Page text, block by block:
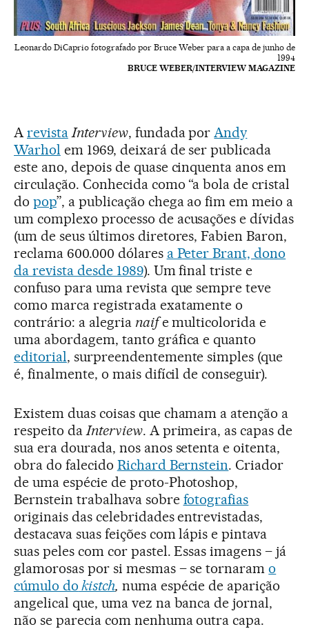
Leonardo DiCaprio fotografado por Bruce Weber para a capa de junho de
1994
BRUCE WEBER/INTERVIEW MAGAZINE
Arevista Interview, fundada porAndy
Warhol em 1969, deixará de ser publicada
este ano, depois de quase cinquenta anos em
circulação. Conhecida como “a bola de cristal
do pop”, a publicação chega ao fim em meio a
um complexo processo de acusações e dívidas
(um de seus últimos diretores, Fabien Baron,
reclama 600.000 dólares a Peter Brant, dono
da revista desde 1989). Um final triste e
confuso para uma revista que sempre teve
como marca registrada exatamente o
contrário: a alegria naife multicolorida e
uma abordagem, tanto gráfica e quanto
editorial, surpreendentemente simples (que
é, finalmente, o mais difícil de conseguir).
Existem duas coisas que chamam a atenção a
respeito daInterview. A primeira, as capas de
sua era dourada, nos anos setenta e oitenta,
obra do falecido Richard Bernstein. Criador
de uma espécie de proto-Photoshop,
Bernstein trabalhava sobre fotografias
originais das celebridades entrevistadas,
destacava suas feições com lápis e pintava
suas peles com cor pastel. Essas imagens – já
glamorosas por si mesmas – se tornaramo
cúmulo do kistch, numa espécie de aparição
angelical que, uma vez na banca de jornal,
não se parecia com nenhuma outra capa.